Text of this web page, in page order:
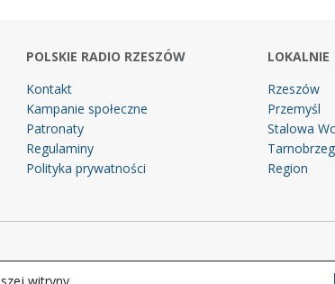
POLSKIE RADIO RZESZÓW
Kontakt
Kampanie społeczne
Patronaty
Regulaminy
Polityka prywatności
LOKALNIE
Rzeszów
Przemyśl
Stalowa
Tarnobrzeg
Region